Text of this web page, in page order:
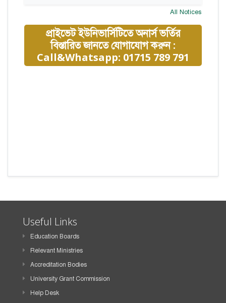
All Notices
প্রাইভেট ইউনিভার্সিটিতে অনার্স ভর্তির
বিস্তারিত জানতে যোগাযোগ করুন :
Call&Whatsapp: 01715 789 791
Useful Links
Education Boards
Relevant Ministries
Accreditation Bodies
University Grant Commission
Help Desk